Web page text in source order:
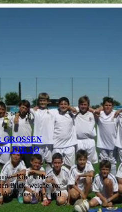
15-04-2026
VE
SO TE
Kind suchen,
Blick, welche Vor-
Angebote haben und…